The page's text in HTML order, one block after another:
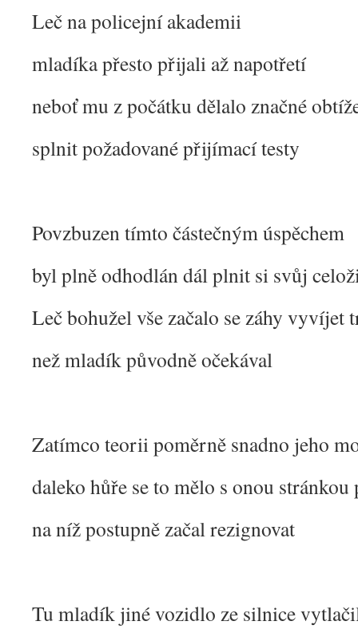
Leč na policejní akademii
mladíka přesto přijali až napotřetí
neboť mu z počátku dělalo značné
splnit požadované přijímací testy
Povzbuzen tímto částečným úspěchem
byl plně odhodlán dál plnit si svůj
Leč bohužel vše začalo se záhy vyvíjet
než mladík původně očekával
Zatímco teorii poměrně snadno jeho
daleko hůře se to mělo s onou
na níž postupně začal rezignovat
Tu mladík jiné vozidlo ze silnice